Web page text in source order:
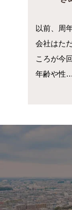
以前、周
会社はた
ころが今
年齢や性…